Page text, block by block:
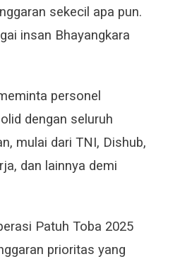
sekecil apa pun.
insan Bhayangkara
personel
dengan seluruh
mulai dari TNI, Dishub,
dan lainnya demi
Patuh Toba 2025
prioritas yang